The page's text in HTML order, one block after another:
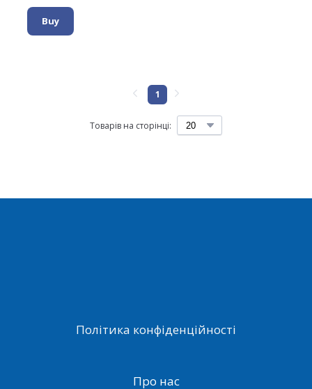
Buy
Товарів на сторінці:
1
Політика конфіденційності
Про нас